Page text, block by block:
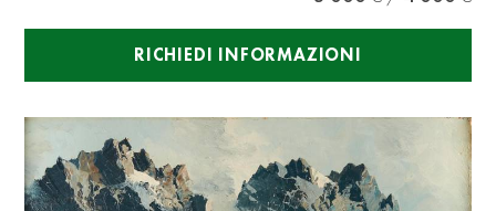
RICHIEDI INFORMAZIONI